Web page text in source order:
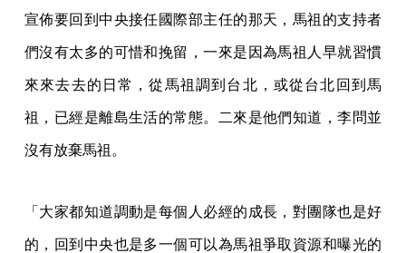
宣佈要回到中央接任國際部主任的那天，馬祖的支持者
們沒有太多的可惜和挽留，一來是因為馬祖人早就習慣
來來去去的日常，從馬祖調到台北，或從台北回到馬
祖，已經是離島生活的常態。二來是他們知道，李問並
沒有放棄馬祖。
「大家都知道調動是每個人必經的成長，對團隊也是好
的，回到中央也是多一個可以為馬祖爭取資源和曝光的